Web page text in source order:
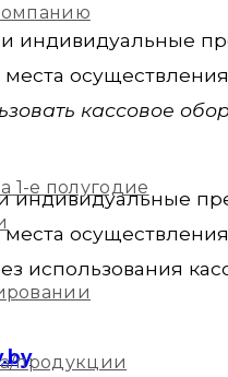
1-е полугодие
продукции
индивидуальные
кассовое
индивидуальные
использования